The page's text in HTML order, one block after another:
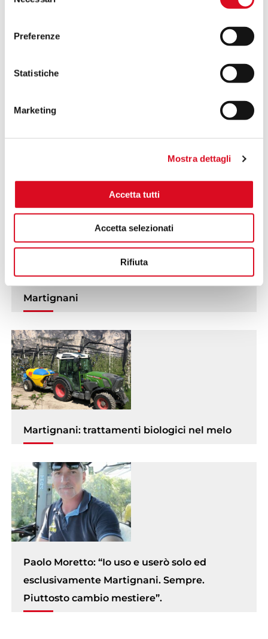
Preferenze
Statistiche
Marketing
Mostra dettagli
Accetta tutti
Accetta selezionati
Rifiuta
Scopri i vantaggi del nostro atomizzatore
Valutazione comparativa in frutteto sui
dispositivi per la riduzione della deriva
presenti sul modello M612-Südtirol –
Martignani
Martignani: trattamenti biologici nel melo
Paolo Moretto: “Io uso e userò solo ed
esclusivamente Martignani. Sempre.
Piuttosto cambio mestiere”.